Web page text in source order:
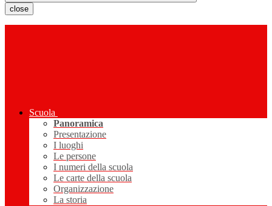
close
Scuola
Panoramica
Presentazione
I luoghi
Le persone
I numeri della scuola
Le carte della scuola
Organizzazione
La storia